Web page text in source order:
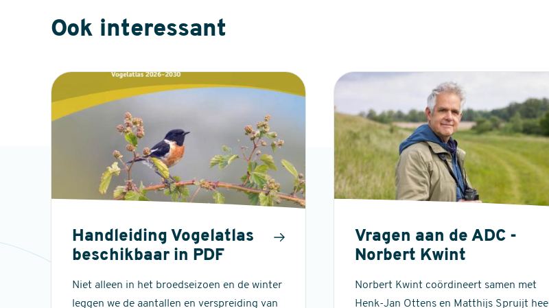
Ook interessant
Handleiding Vogelatlas
beschikbaar in PDF
Niet alleen in het broedseizoen en de winter
leggen we de aantallen en verspreiding van
Vragen aan de ADC -
Norbert Kwint
Norbert Kwint coördineert samen met
Henk-Jan Ottens en Matthijs Spruijt heel